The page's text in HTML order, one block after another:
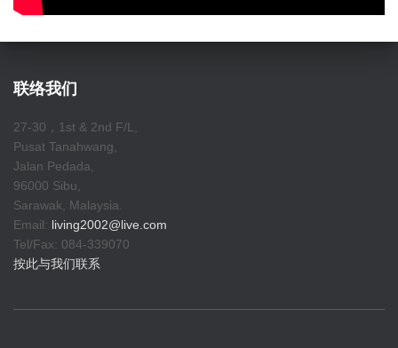
联络我们
27-30，1st & 2nd F/L,
Pusat Tanahwang,
Jalan Pedada,
96000 Sibu,
Sarawak, Malaysia.
Email: living2002@live.com
Tel/Fax: 084-339070
按此与我们联系